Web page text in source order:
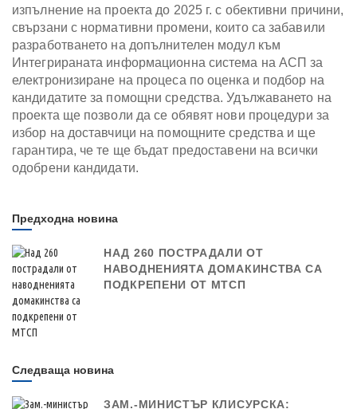
изпълнение на проекта до 2025 г. с обективни причини,
свързани с нормативни промени, които са забавили
разработването на допълнителен модул към
Интегрираната информационна система на АСП за
електронизиране на процеса по оценка и подбор на
кандидатите за помощни средства. Удължаването на
проекта ще позволи да се обявят нови процедури за
избор на доставчици на помощните средства и ще
гарантира, че те ще бъдат предоставени на всички
одобрени кандидати.
Предходна новина
НАД 260 ПОСТРАДАЛИ ОТ
НАВОДНЕНИЯТА ДОМАКИНСТВА СА
ПОДКРЕПЕНИ ОТ МТСП
Следваща новина
ЗАМ.-МИНИСТЪР КЛИСУРСКА: